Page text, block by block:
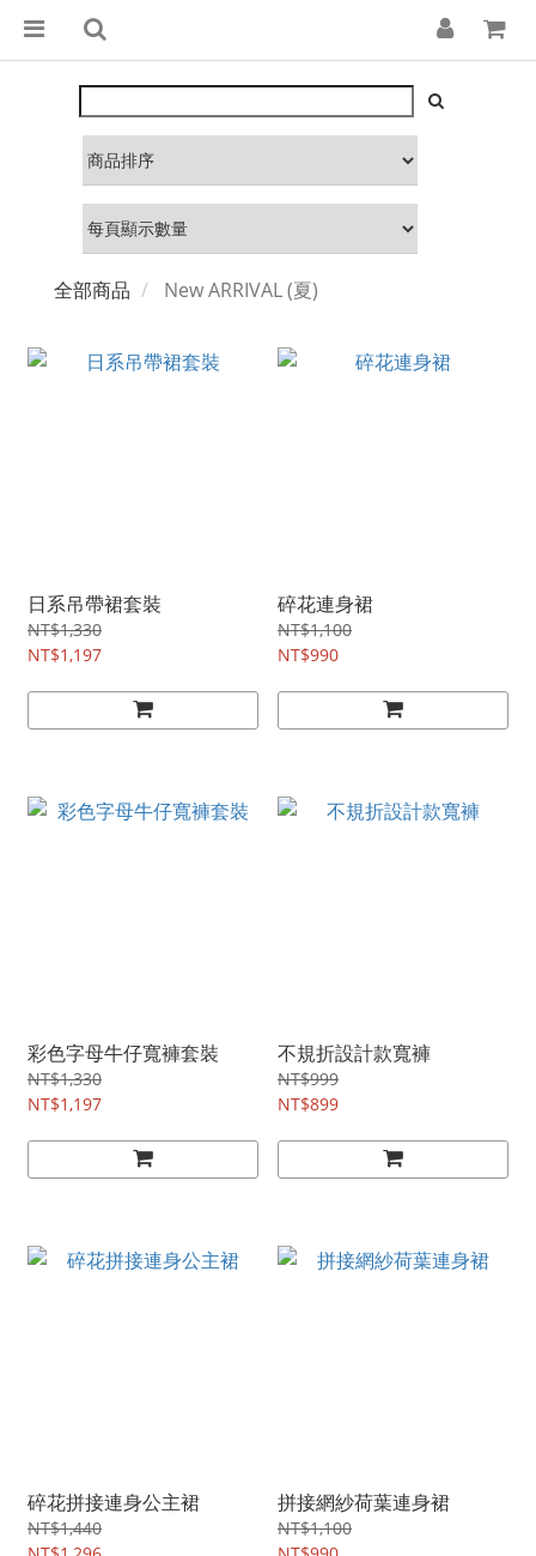
全部商品 New ARRIVAL (夏)
日系吊帶裙套裝
NT$1,330
NT$1,197
碎花連身裙
NT$1,100
NT$990
彩色字母牛仔寬褲套裝
NT$1,330
NT$1,197
不規折設計款寬褲
NT$999
NT$899
碎花拼接連身公主裙
NT$1,440
拼接網紗荷葉連身裙
NT$1,100